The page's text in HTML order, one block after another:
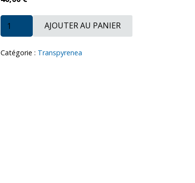
quantité
de
Transport
-
Suitcase
AJOUTER AU PANIER
Catégorie : Transpyrenea